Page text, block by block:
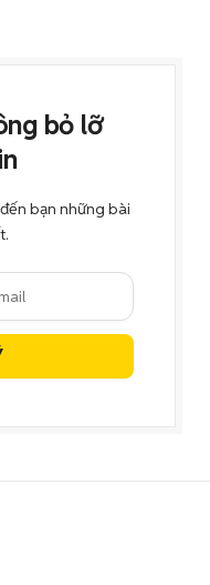
bỏ lỡ
bạn những bài